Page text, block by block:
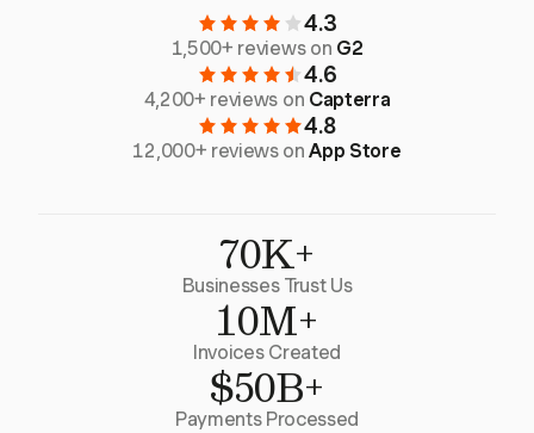
4.3
1,500+ reviews on G2
4.6
4,200+ reviews on Capterra
4.8
12,000+ reviews onApp Store
70K+
Businesses Trust Us
10M+
Invoices Created
$50B+
Payments Processed